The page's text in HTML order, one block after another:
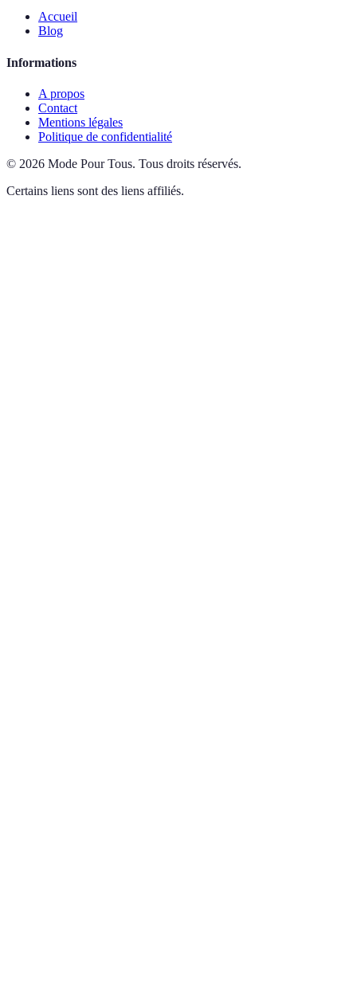
Accueil
Blog
Informations
A propos
Contact
Mentions légales
Politique de confidentialité
© 2026 Mode Pour Tous. Tous droits réservés.
Certains liens sont des liens affiliés.